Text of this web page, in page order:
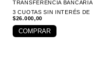
TRANSFERENCIA BANCARIA
3 CUOTAS SIN INTERÉS DE
$26.000,00
COMPRAR